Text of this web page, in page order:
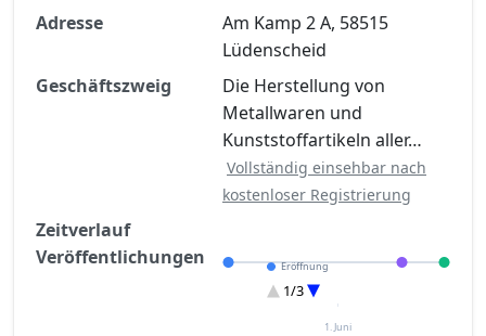
Registrierung verfügbar
Jetzt kostenlos registrieren
Adresse
Am Kamp 2 A, 58515
Lüdenscheid
Geschäftszweig
Die Herstellung von
Metallwaren und
Kunststoffartikeln aller…
Vollständig einsehbar nach
kostenloser Registrierung
Zeitverlauf
Veröffentlichungen
Eröffnung
Entscheidung im Verfahren
Sonstiges
1/3
1. Juni